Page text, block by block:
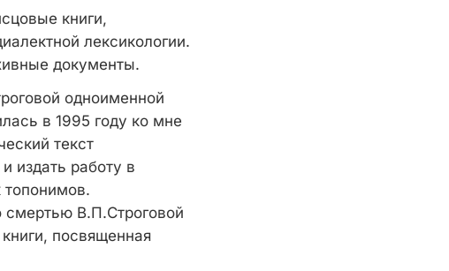
книги,
лексикологии.
документы.
одноименной
в 1995 году ко мне
текст
издать работу в
топонимов.
смертью В.П.Строговой
посвященная